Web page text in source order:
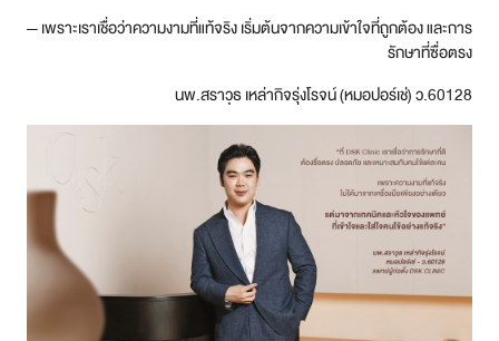
— เพราะเราเชื่อว่าความงามที่แท้จริง เริ่มต้นจากความเข้าใจที่ถูกต้อง และการ
รักษาที่ซื่อตรง
นพ.สราวุธ เหล่ากิจรุ่งโรจน์ (หมอปอร์เช่) ว.60128